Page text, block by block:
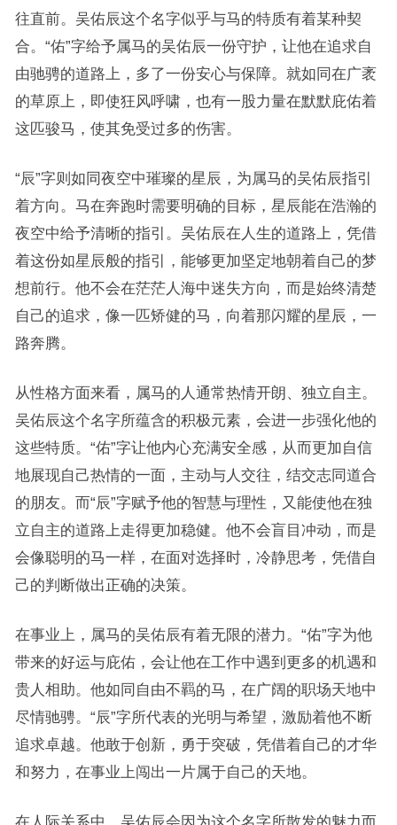
往直前。吴佑辰这个名字似乎与马的特质有着某种契
合。“佑”字给予属马的吴佑辰一份守护，让他在追求自
由驰骋的道路上，多了一份安心与保障。就如同在广袤
的草原上，即使狂风呼啸，也有一股力量在默默庇佑着
这匹骏马，使其免受过多的伤害。
“辰”字则如同夜空中璀璨的星辰，为属马的吴佑辰指引
着方向。马在奔跑时需要明确的目标，星辰能在浩瀚的
夜空中给予清晰的指引。吴佑辰在人生的道路上，凭借
着这份如星辰般的指引，能够更加坚定地朝着自己的梦
想前行。他不会在茫茫人海中迷失方向，而是始终清楚
自己的追求，像一匹矫健的马，向着那闪耀的星辰，一
路奔腾。
从性格方面来看，属马的人通常热情开朗、独立自主。
吴佑辰这个名字所蕴含的积极元素，会进一步强化他的
这些特质。“佑”字让他内心充满安全感，从而更加自信
地展现自己热情的一面，主动与人交往，结交志同道合
的朋友。而“辰”字赋予他的智慧与理性，又能使他在独
立自主的道路上走得更加稳健。他不会盲目冲动，而是
会像聪明的马一样，在面对选择时，冷静思考，凭借自
己的判断做出正确的决策。
在事业上，属马的吴佑辰有着无限的潜力。“佑”字为他
带来的好运与庇佑，会让他在工作中遇到更多的机遇和
贵人相助。他如同自由不羁的马，在广阔的职场天地中
尽情驰骋。“辰”字所代表的光明与希望，激励着他不断
追求卓越。他敢于创新，勇于突破，凭借着自己的才华
和努力，在事业上闯出一片属于自己的天地。
在人际关系中，吴佑辰会因为这个名字所散发的魅力而